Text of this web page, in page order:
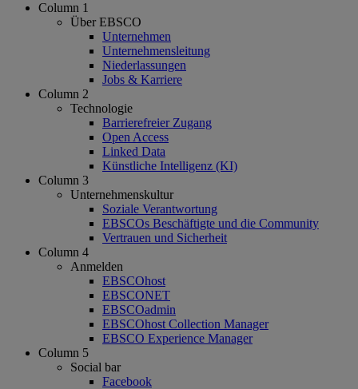
Column 1
Über EBSCO
Unternehmen
Unternehmensleitung
Niederlassungen
Jobs & Karriere
Column 2
Technologie
Barrierefreier Zugang
Open Access
Linked Data
Künstliche Intelligenz (KI)
Column 3
Unternehmenskultur
Soziale Verantwortung
EBSCOs Beschäftigte und die Community
Vertrauen und Sicherheit
Column 4
Anmelden
EBSCOhost
EBSCONET
EBSCOadmin
EBSCOhost Collection Manager
EBSCO Experience Manager
Column 5
Social bar
Facebook